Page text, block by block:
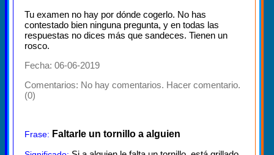
Tu examen no hay por dónde cogerlo. No has
contestado bien ninguna pregunta, y en todas las
respuestas no dices más que sandeces. Tienen un
rosco.
Fecha: 06-06-2019
Comentarios: No hay comentarios. Hacer comentario.
(0)
Frase: Faltarle un tornillo a alguien